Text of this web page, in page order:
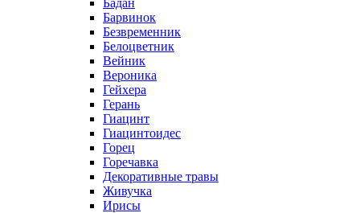
Бадан
Барвинок
Безвременник
Белоцветник
Вейник
Вероника
Гейхера
Герань
Гиацинт
Гиацинтоидес
Горец
Горечавка
Декоративные травы
Живучка
Ирисы